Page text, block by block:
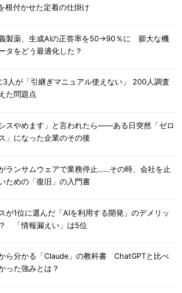
根付かせた定着の仕掛け
製薬、生成AIの正答率を50→90％に 膨大な機
タをどう最適化した？
3人が「引継ぎマニュアル使えない」 200人調査
た問題点
シスやめます」と言われたら――ある日突然「ゼロ
」になった企業のその後
ランサムウェアで業務停止……その時、会社を止
ための「復旧」の入門書
が1位に選んだ「AIを利用する開発」のデメリッ
「情報漏えい」は5位
ら分かる「Claude」の教科書 ChatGPTと比べ
った強みとは？